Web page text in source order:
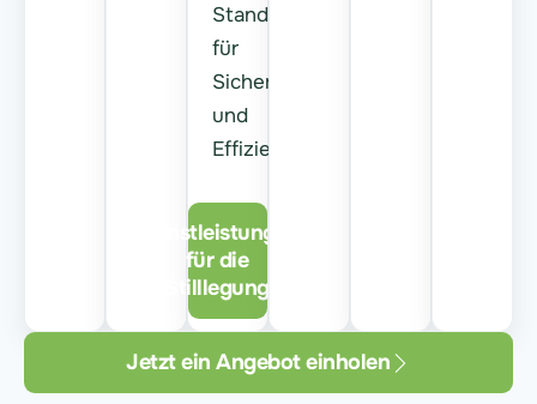
Standards
für
Sicherheit
und
Effizienz.
Dienstleistungen
für die
Stilllegung
Jetzt ein Angebot einholen